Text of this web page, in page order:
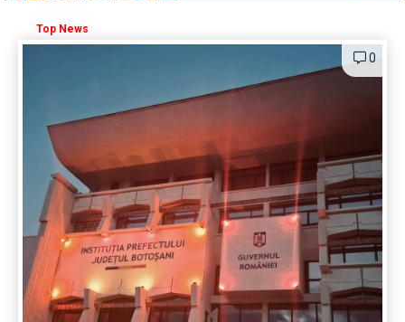
Top News
0